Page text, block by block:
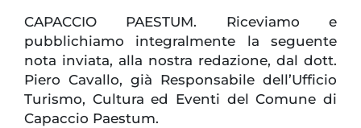
CAPACCIO PAESTUM. Riceviamo e
pubblichiamo integralmente la seguente
nota inviata, alla nostra redazione, dal dott.
Piero Cavallo, già Responsabile dell’Ufficio
Turismo, Cultura ed Eventi del Comune di
Capaccio Paestum.